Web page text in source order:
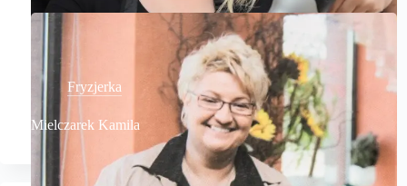
Fryzjerka
Mielczarek Kamila